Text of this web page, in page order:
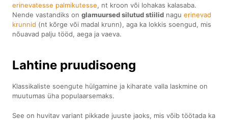
erinevatesse palmikutesse, nt kroon või lohakas kalasaba.
Nende vastandiks onglamuursed silutud stiilid naguerinevad
krunnid (nt kõrge või madal krunn), aga ka lokkis soengud, mis
nõuavad palju tööd, aega ja vaeva.
Lahtine pruudisoeng
Klassikaliste soengute hülgamine ja kiharate valla laskmine on
muutumas üha populaarsemaks.
See on huvitav variant pikkade juuste jaoks, mis võib töötada ka